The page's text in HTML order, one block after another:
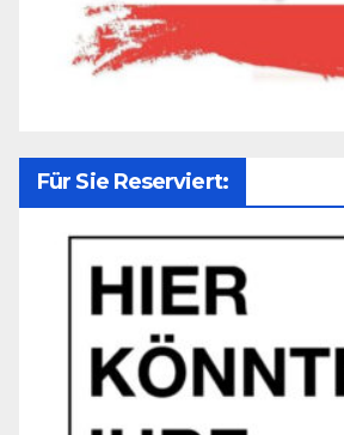
Für Sie Reserviert: